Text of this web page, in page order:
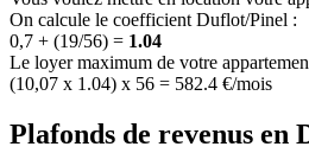
On calcule le coefficient Duflot/Pinel :
0,7 + (19/56) = 1.04
Le loyer maximum de votre
(10,07 x 1.04) x 56 = 582.4 €/mois
Plafonds de revenus